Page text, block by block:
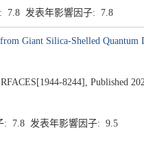
: 7.8 发表年影響因子: 7.8
Giant Silica-Shelled Quantum
8244], Published
: 7.8 发表年影響因子: 9.5